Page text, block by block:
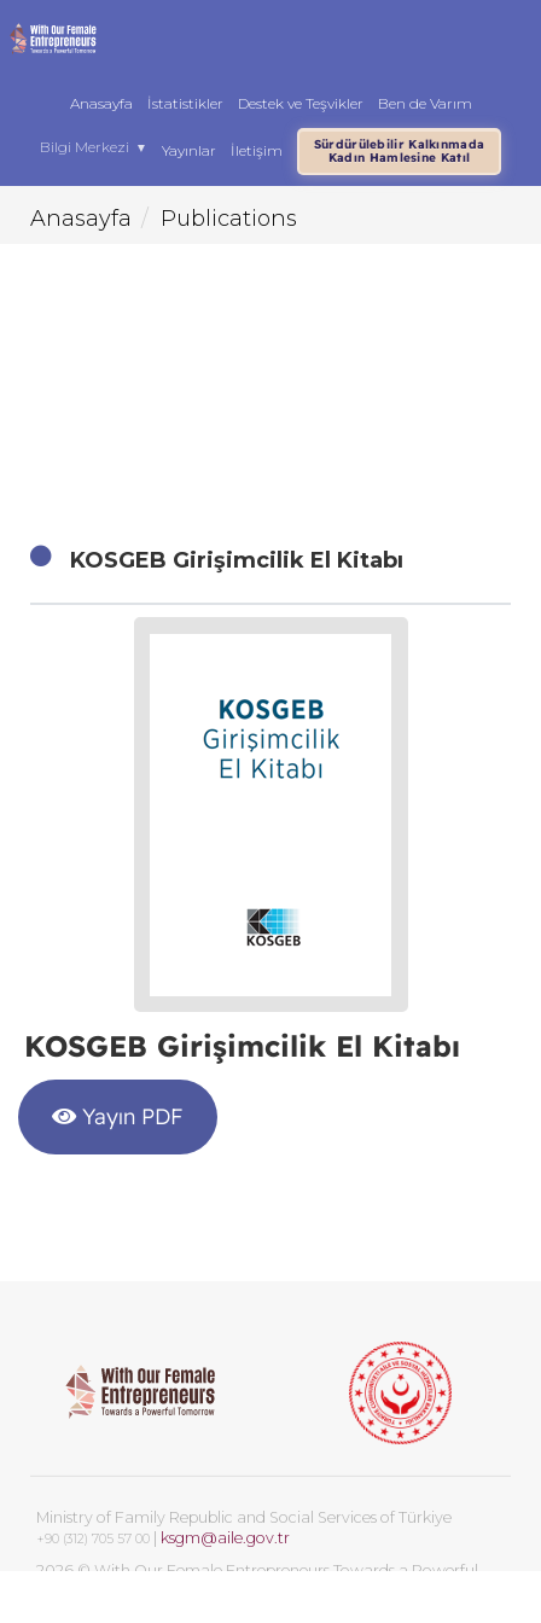
Anasayfa İstatistikler Destek ve Teşvikler Ben de Varım
Bilgi Merkezi ▼ Yayınlar İletişim
Sürdürülebilir Kalkınmada
Kadın Hamlesine Katıl
Anasayfa Publications
KOSGEB Girişimcilik El Kitabı
KOSGEB Girişimcilik El Kitabı
Yayın PDF
Ministry of Family Republic and Social Services of Türkiye
+90 (312) 705 57 00
ksgm@aile.gov.tr
2026 © With Our Female Entrepreneurs Towards a Powerful